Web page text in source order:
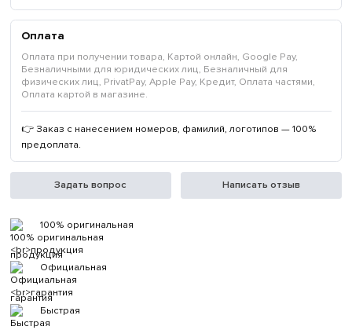
Оплата
Оплата при получении товара, Картой онлайн, Google Pay,
Безналичными для юридических лиц, Безналичный для
физических лиц, PrivatPay, Apple Pay, Кредит, Оплата частями,
Оплата картой в магазине.
👉 Заказ с нанесением номеров, фамилий, логотипов — 100%
предоплата.
Задать вопрос Написать отзыв
100% оригинальная
продукция
Официальная
гарантия
Быстрая